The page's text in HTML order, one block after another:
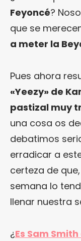
Feyoncé?
que se
a meter la
Pues ahora
«Yeezy» de
pastizal muy
una cosa os
debatimos
erradicar a
certeza de
semana lo
llenar nuestra
¿Es Sam